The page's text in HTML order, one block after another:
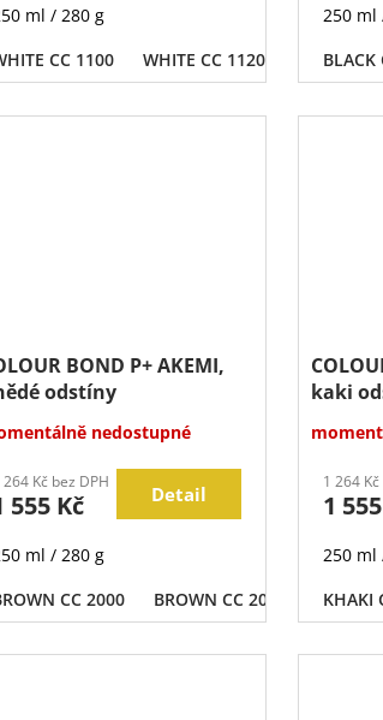
BEIGE CC 1705 BEIGE CC 1715 BEIGE
ml / 280 g
CC 1100
WHITE CC 1120 WHITE
250 ml
BLACK
BOND P+ AKEMI,
odstíny
nedostupné
264 Kč bez DPH
555 Kč Detail
ml / 280 g
CC 2000
BROWN CC 2010
kaki
1 264
1
250 ml
KHAKI